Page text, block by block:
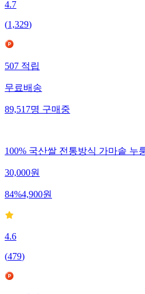
4.7
(1,329)
507적립
무료배송
89,517명구매중
100% 국산쌀 전통방식 가마솥 누
30,000원
84%4,900원
4.6
(479)